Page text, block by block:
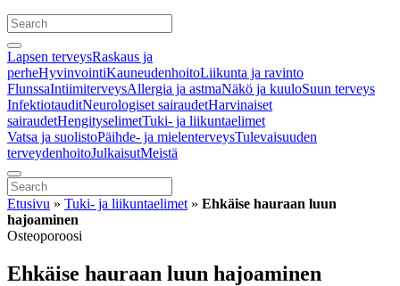
Lapsen terveysRaskaus ja
perheHyvinvointiKauneudenhoitoLiikunta ja ravinto
FlunssaIntiimiterveysAllergia ja astmaNäkö ja kuuloSuun terveys
InfektiotauditNeurologiset sairaudetHarvinaiset
sairaudetHengityselimetTuki- ja liikuntaelimet
Vatsa ja suolistoPäihde- ja mielenterveysTulevaisuuden
terveydenhoitoJulkaisutMeistä
Etusivu » Tuki- ja liikuntaelimet » Ehkäise hauraan luun
hajoaminen
Osteoporoosi
Ehkäise hauraan luun hajoaminen